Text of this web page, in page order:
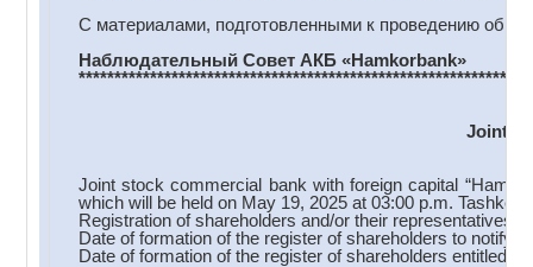
С материалами, подготовленными к проведению
Наблюдательный Совет АКБ «Hamkorbank»
Joint
Joint stock commercial bank with foreign capital
which will be held on May 19, 2025 at 03:00 p.m.
Registration of shareholders and/or their representatives
Date of formation of the register of shareholders to notify
Date of formation of the register of shareholders entitled